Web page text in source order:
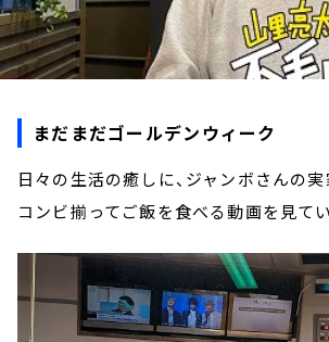
まだまだゴールデンウィーク
日々の生活の癒しに、ジャンボさんの
コンビ揃ってご飯を食べる動画を見て